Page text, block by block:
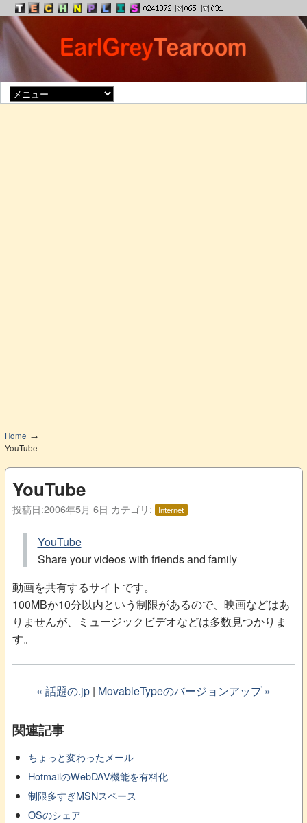
Home
YouTube
YouTube
投稿日:2006年5月 6日 カテゴリ: Internet
YouTube
Share your videos with friends and family
動画を共有するサイトです。
100MBか10分以内という制限があるので、映画などはあ
りませんが、ミュージックビデオなどは多数見つかりま
す。
« 話題の.jp | MovableTypeのバージョンアップ »
関連記事
ちょっと変わったメール
HotmailのWebDAV機能を有料化
制限多すぎMSNスペース
OSのシェア